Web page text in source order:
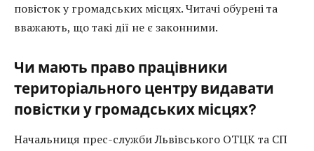
повісток у громадських місцях. Читачі обурені та
вважають, що такі дії не є законними.
Чи мають право працівники
територіального центру видавати
повістки у громадських місцях?
Начальниця прес-служби Львівського ОТЦК та СП